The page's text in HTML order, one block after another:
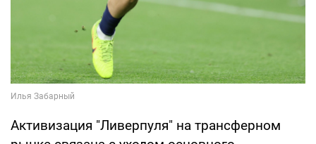
Активизация "Ливерпуля" на трансферном